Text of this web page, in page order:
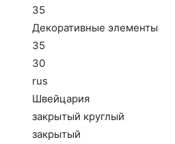
35
Де­кора­тив­ные эле­мен­ты
35
30
rus
Швей­ца­рия
зак­ры­тый круг­лый
зак­ры­тый